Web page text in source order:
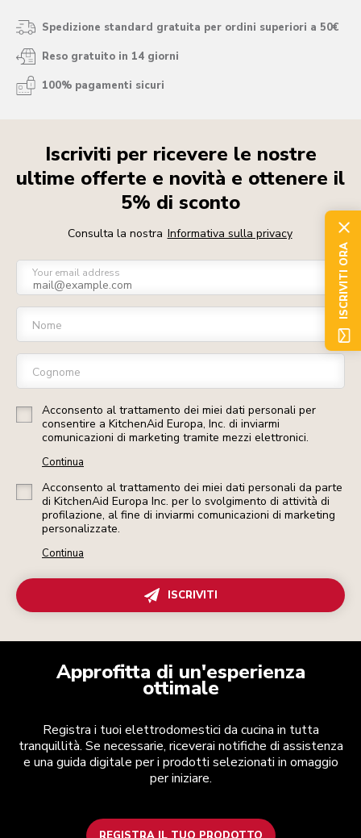
Spedizione standard gratuita per ordini superiori a 50€
Reso gratuito in 14 giorni
100% pagamenti sicuri
Iscriviti per ricevere le nostre
ultime offerte e novità e ottenere il
5% di sconto
Consulta la nostra Informativa sulla privacy
Your email address
Nome
Cognome
Acconsento al trattamento dei miei dati personali per
consentire a KitchenAid Europa, Inc. di inviarmi
comunicazioni di marketing tramite mezzi elettronici.
Continua
Acconsento al trattamento dei miei dati personali da parte
di KitchenAid Europa Inc. per lo svolgimento di attività di
profilazione, al fine di inviarmi comunicazioni di marketing
personalizzate.
Continua
ISCRIVITI
Approfitta di un'esperienza
ottimale
Registra i tuoi elettrodomestici da cucina in tutta
tranquillità. Se necessarie, riceverai notifiche di assistenza
e una guida digitale per i prodotti selezionati in omaggio
per iniziare.
ISCRIVITI ORA